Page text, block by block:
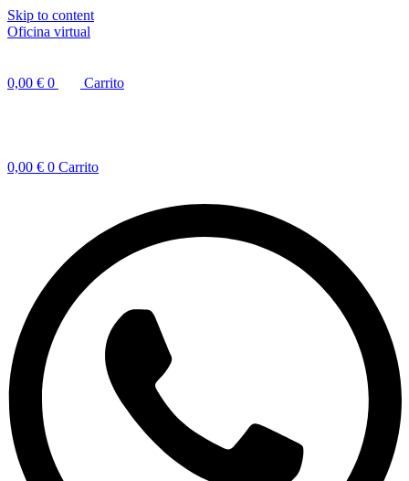
Skip to content
Oficina virtual
0,00 € 0 Carrito
0,00 € 0 Carrito